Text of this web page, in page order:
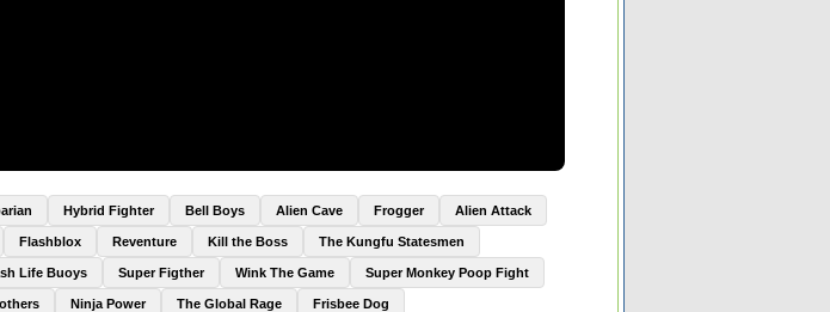
Alien Attack
Frogger
Alien Cave
Bell Boys
Hybrid Fighter
The Kungfu Statesmen
Kill the Boss
Reventure
Flashblox
Super Monkey Poop Fight
Wink The Game
Super Figther
Life Buoys
Frisbee Dog
The Global Rage
Ninja Power